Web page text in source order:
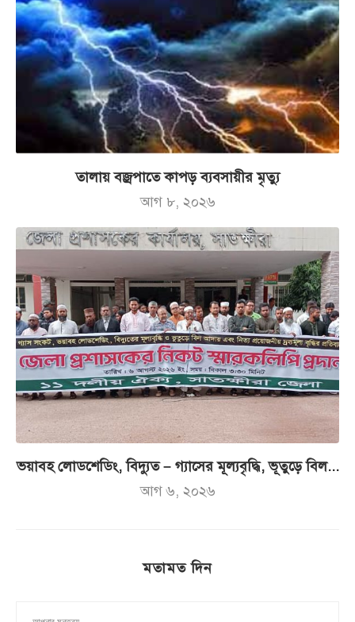
তালায় বজ্রপাতে কাপড় ব্যবসায়ীর মৃত্যু
আগ ৮, ২০২৬
ভয়াবহ লোডশেডিং, বিদ্যুত – গ্যাসের মূল্যবৃদ্ধি, ভূতুড়ে বিল...
আগ ৬, ২০২৬
মতামত দিন